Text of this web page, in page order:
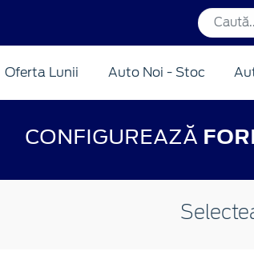
Oferta Lunii Auto Noi - Stoc
CONFIGUREAZĂ